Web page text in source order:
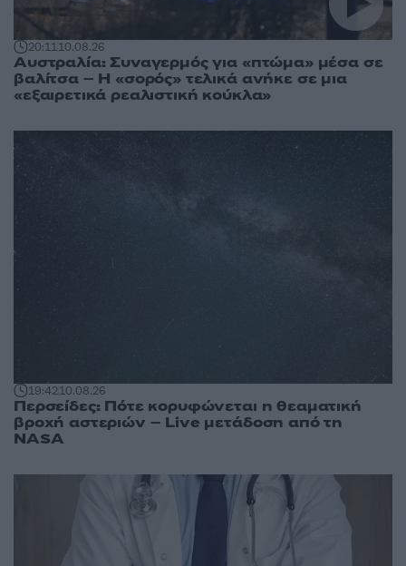
20:1110.08.26
Αυστραλία: Συναγερμός για «πτώμα» μέσα σε
βαλίτσα – Η «σορός» τελικά ανήκε σε μια
«εξαιρετικά ρεαλιστική κούκλα»
19:4210.08.26
Περσείδες: Πότε κορυφώνεται η θεαματική
βροχή αστεριών – Live μετάδοση από τη
NASA